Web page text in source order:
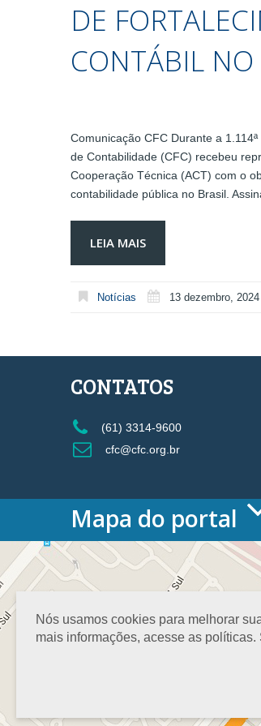
DE
CONTÁBIL NO
Comunicação CFC Durante a
de Contabilidade (CFC) recebeu
Cooperação Técnica (ACT) com o
contabilidade pública no Brasil.
LEIA MAIS
Notícias 13 dezembro, 2024
Nós usamos cookies para melhorar
mais informações, acesse as
CONTATOS
(61) 3314-9600
cfc@cfc.org.br
Mapa do portal
HOME
O CONSELHO
Conselho Diretor
Planejamento
Organograma
O Presidente